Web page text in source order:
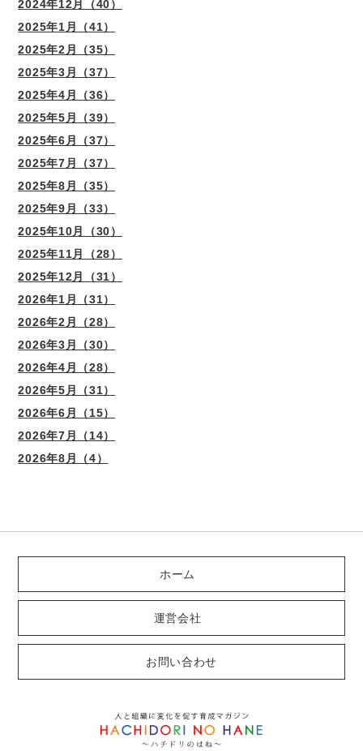
2024年12月（40）
2025年1月（41）
2025年2月（35）
2025年3月（37）
2025年4月（36）
2025年5月（39）
2025年6月（37）
2025年7月（37）
2025年8月（35）
2025年9月（33）
2025年10月（30）
2025年11月（28）
2025年12月（31）
2026年1月（31）
2026年2月（28）
2026年3月（30）
2026年4月（28）
2026年5月（31）
2026年6月（15）
2026年7月（14）
2026年8月（4）
ホーム
運営会社
お問い合わせ